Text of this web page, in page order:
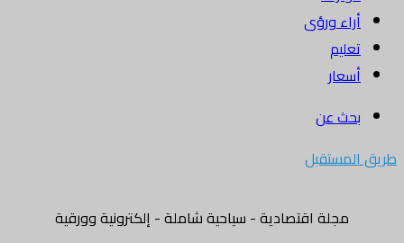
أراء ورؤى
تعليم
أسعار
بحث عن
طريق المستقبل
مجلة اقتصادية - سياحية شاملة - إلكترونية وورقية